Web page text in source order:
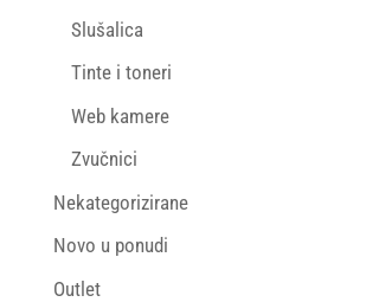
Slušalica
Tinte i toneri
Web kamere
Zvučnici
Nekategorizirane
Novo u ponudi
Outlet